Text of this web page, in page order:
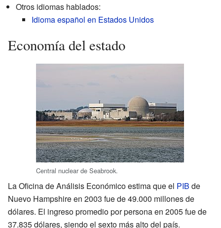
Otros idiomas hablados:
Idioma español en Estados Unidos
Economía del estado
Central nuclear de Seabrook.
La Oficina de Análisis Económico estima que el PIB de
Nuevo Hampshire en 2003 fue de 49.000 millones de
dólares. El ingreso promedio por persona en 2005 fue de
37.835 dólares, siendo el sexto más alto del país.